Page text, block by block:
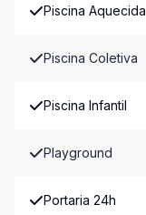
Piscina Aquecida
Piscina Coletiva
Piscina Infantil
Playground
Portaria 24h